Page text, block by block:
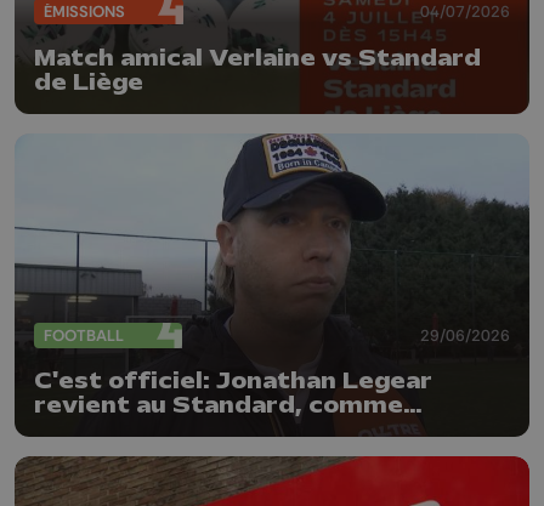
ÉMISSIONS 04/07/2026
Match amical Verlaine vs Standard
de Liège
FOOTBALL 29/06/2026
C'est officiel: Jonathan Legear
revient au Standard, comme
entraîneur adjoint